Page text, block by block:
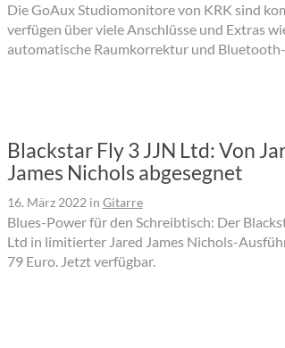
Die GoAux Studiomonitore von KRK sind
verfügen über viele Anschlüsse und Extras
automatische Raumkorrektur und
Blackstar Fly 3 JJN Ltd: Von
James Nichols abgesegnet
16. März 2022 in Gitarre
Blues-Power für den Schreibtisch: Der
Ltd in limitierter Jared James Nichols-
79 Euro. Jetzt verfügbar.